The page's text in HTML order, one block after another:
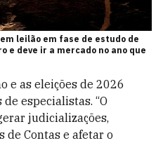
leilão em fase de estudo de
e deve ir a mercado no ano que
e as eleições de 2026
especialistas. “O
judicializações,
Contas e afetar o